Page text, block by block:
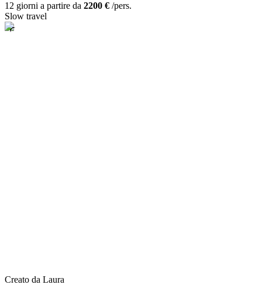
12 giorni a partire da 2200 € /pers.
Slow travel
Creato da Laura